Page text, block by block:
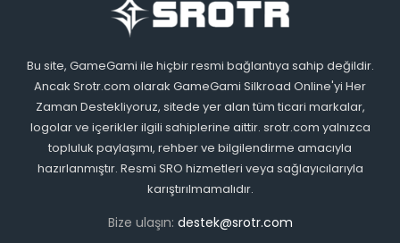
Bu site, GameGami ile hiçbir resmi bağlantıya sahip değildir.
Ancak Srotr.com olarak GameGami Silkroad Online'yi Her
Zaman Destekliyoruz, sitede yer alan tüm ticari markalar,
logolar ve içerikler ilgili sahiplerine aittir. srotr.com yalnızca
topluluk paylaşımı, rehber ve bilgilendirme amacıyla
hazırlanmıştır. Resmi SRO hizmetleri veya sağlayıcılarıyla
karıştırılmamalıdır.
Bize ulaşın: destek@srotr.com